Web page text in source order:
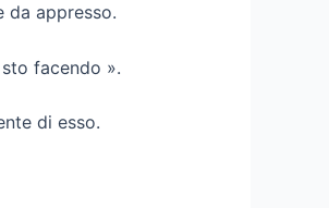
da appresso.
facendo ».
di esso.